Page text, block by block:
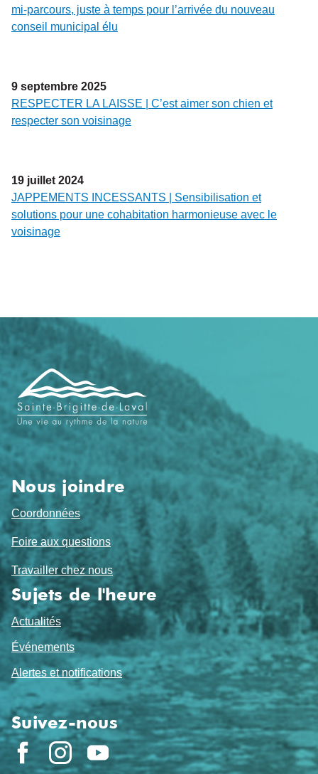
mi-parcours, juste à temps pour l’arrivée du nouveau
conseil municipal élu
9 septembre 2025
RESPECTER LA LAISSE | C’est aimer son chien et
respecter son voisinage
19 juillet 2024
JAPPEMENTS INCESSANTS | Sensibilisation et
solutions pour une cohabitation harmonieuse avec le
voisinage
Navigation
de
pied
de
page
Nous joindre
Coordonnées
Foire aux questions
Travailler chez nous
Sujets de l'heure
Actualités
Événements
Alertes et notifications
Suivez-nous